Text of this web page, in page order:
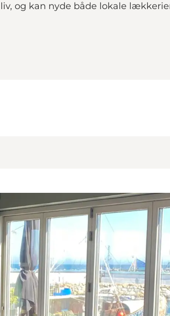
og kan nyde både lokale